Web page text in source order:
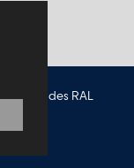
Entidades RAL